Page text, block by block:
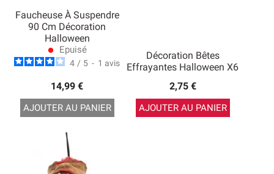
Faucheuse À Suspendre
90 Cm Décoration
Halloween
lens Epuisé
4 / 5 - 1 avis
14,99 €
AJOUTER AU PANIER
Décoration Bêtes
Effrayantes Halloween X6
2,75 €
AJOUTER AU PANIER